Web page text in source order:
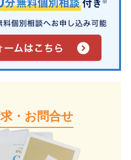
・お問合せ